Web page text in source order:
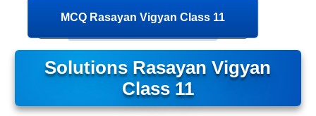
MCQ Rasayan Vigyan Class 11
Solutions Rasayan Vigyan
Class 11